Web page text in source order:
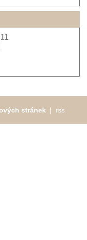
stránek rss